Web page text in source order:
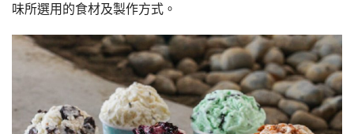
味所選用的食材及製作方式。